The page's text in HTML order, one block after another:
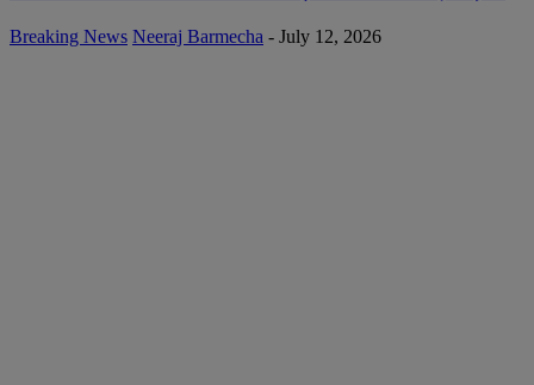
Breaking News Neeraj Barmecha - July 12, 2026